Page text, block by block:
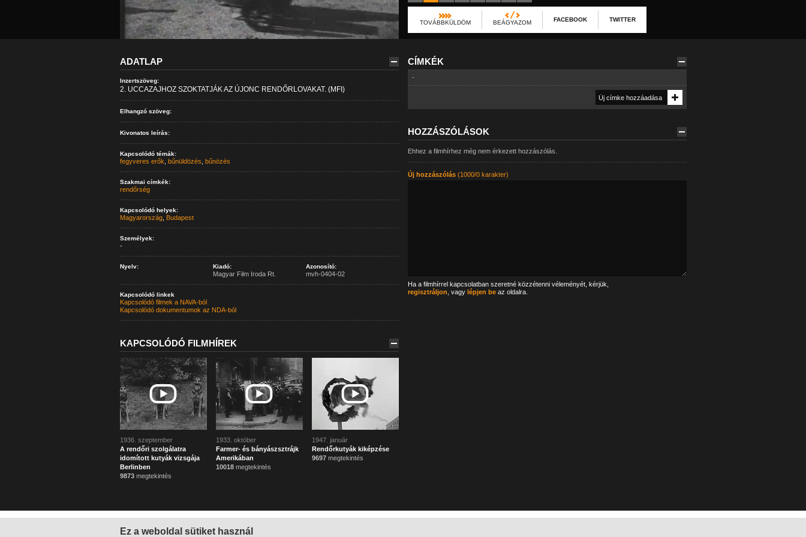
TOVÁBBKÜLDÖM BEÁGYAZOM FACEBOOK TWITTER
ADATLAP
Inzertszöveg:
2. UCCAZAJHOZ SZOKTATJÁK AZ ÚJONC RENDŐRLOVAKAT. (MFI)
Elhangzó szöveg:
Kivonatos leírás:
Kapcsolódó témák:
fegyveres erők bűnüldözés bűnözés
Szakmai címkék:
rendőrség
Kapcsolódó helyek:
Magyarország, Budapest
Személyek:
-
Nyelv: Kiadó:
Magyar Film Iroda Rt.
Azonosító:
mvh-0404-02
Kapcsolódó linkek
Kapcsolódó filmek a NAVA-ból
Kapcsolódó dokumentumok az NDA-ból
KAPCSOLÓDÓ FILMHÍREK
1936. szeptember
A rendőri szolgálatra
idomított kutyák vizsgája
Berlinben
9873megtekintés
1933. október
Farmer- és bányászsztrájk
Amerikában
10018megtekintés
1947. január
Rendőrkutyák kiképzése
9697megtekintés
CÍMKÉK
-
HOZZÁSZÓLÁSOK
Ehhez a filmhírhez még nem érkezett hozzászólás.
Új hozzászólás(1000/0 karakter)
Ha a filmhírrel kapcsolatban szeretné közzétenni véleményét, kérjük,
regisztráljon , vagy lépjen beaz oldalra.
Ez a weboldal sütiket használ